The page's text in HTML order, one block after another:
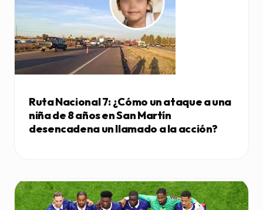
Ruta Nacional 7: ¿Cómo un ataque a una
niña de 8 años en San Martín
desencadena un llamado a la acción?